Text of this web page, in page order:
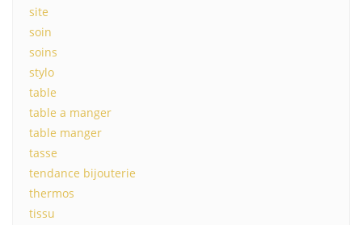
site
soin
soins
stylo
table
table a manger
table manger
tasse
tendance bijouterie
thermos
tissu